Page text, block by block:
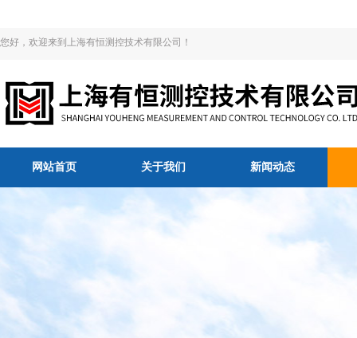
您好，欢迎来到上海有恒测控技术有限公司！
网站首页 关于我们 新闻动态